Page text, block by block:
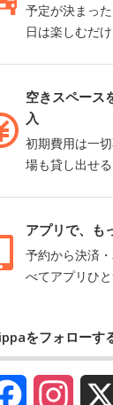
予定が決まっ
日は楽しむだけ
空きスペース
入
初期費用は一
場も貸し出せる
アプリで、も
予約から決済
べてアプリひと
をフォローす
Facebook